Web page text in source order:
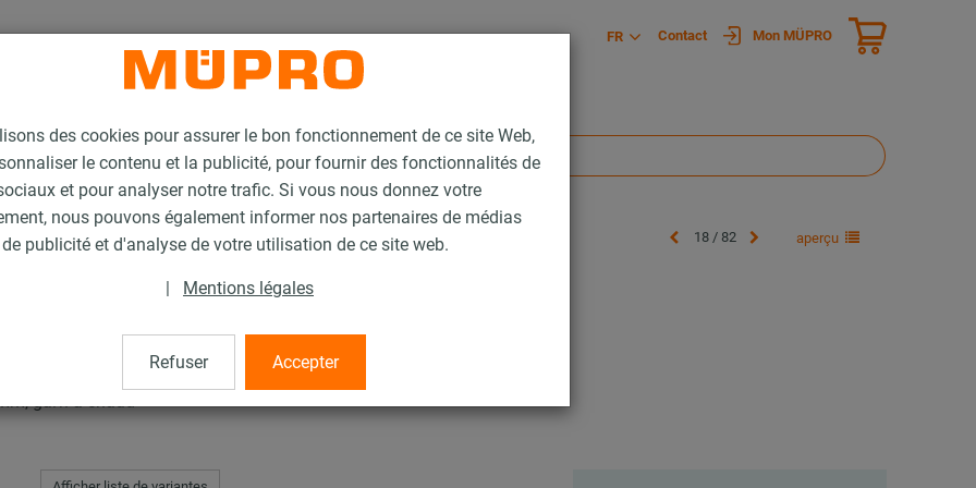
des cookies pour assurer le bon fonctionnement de ce site Web,
le contenu et la publicité, pour fournir des fonctionnalités de
et pour analyser notre trafic. Si vous nous donnez votre
nous pouvons également informer nos partenaires de médias
publicité et d'analyse de votre utilisation de ce site web.
| Mentions légales
Refuser Accepter
FR Contact Mon MÜPRO
Rails d'installation, galvanisés à chaud Rail d’installation MPR 18 / 82 aperçu
galv. à chaud